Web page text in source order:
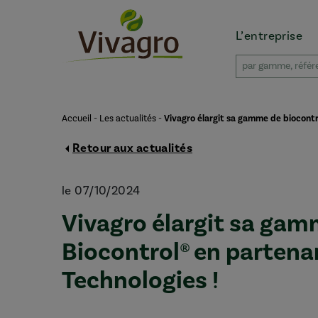
L’entreprise
Accueil - Les actualités -Vivagro élargit sa gamme de
Retour aux actualités
le 07/10/2024
Vivagro élargit sa
Biocontrol® en
Technologies !